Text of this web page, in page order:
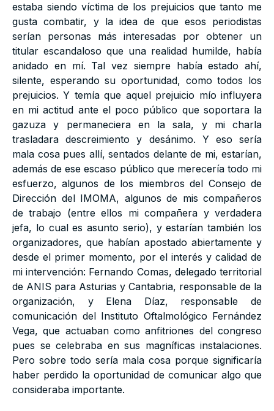
estaba siendo víctima de los prejuicios que tanto me
gusta combatir, y la idea de que esos periodistas
serían personas más interesadas por obtener un
titular escandaloso que una realidad humilde, había
anidado en mí. Tal vez siempre había estado ahí,
silente, esperando su oportunidad, como todos los
prejuicios. Y temía que aquel prejuicio mío influyera
en mi actitud ante el poco público que soportara la
gazuza y permaneciera en la sala, y mi charla
trasladara descreimiento y desánimo. Y eso sería
mala cosa pues allí, sentados delante de mi, estarían,
además de ese escaso público que merecería todo mi
esfuerzo, algunos de los miembros del Consejo de
Dirección del IMOMA, algunos de mis compañeros
de trabajo (entre ellos mi compañera y verdadera
jefa, lo cual es asunto serio), y estarían también los
organizadores, que habían apostado abiertamente y
desde el primer momento, por el interés y calidad de
mi intervención: Fernando Comas, delegado territorial
de ANIS para Asturias y Cantabria, responsable de la
organización, y Elena Díaz, responsable de
comunicación del Instituto Oftalmológico Fernández
Vega, que actuaban como anfitriones del congreso
pues se celebraba en sus magníficas instalaciones.
Pero sobre todo sería mala cosa porque significaría
haber perdido la oportunidad de comunicar algo que
consideraba importante.